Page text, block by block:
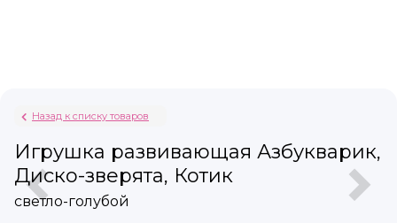
Назад к списку товаров
Игрушка развивающая Азбукварик,
Диско-зверята, Котик
светло-голубой